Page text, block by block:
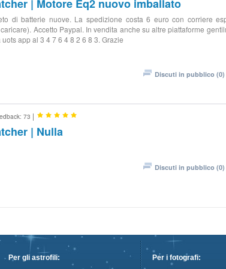
| Motore Eq2 nuovo imballato
di batterie nuove. La spedizione costa 6 euro con corriere
Accetto Paypal. In vendita anche su altre piattaforme
app al 3 4 7 6 4 8 2 6 8 3. Grazie
Discuti in pubblico (0)
73 |
| Nulla
Discuti in pubblico (0)
Per gli astrofili: Per i fotografi: